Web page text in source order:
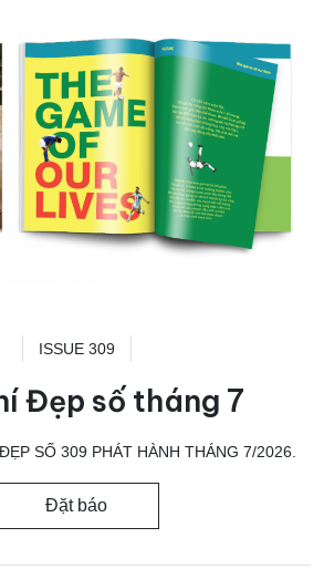
ISSUE 309
Đẹp số tháng 7
SỐ 309 PHÁT HÀNH THÁNG 7/2026.
Đặt báo